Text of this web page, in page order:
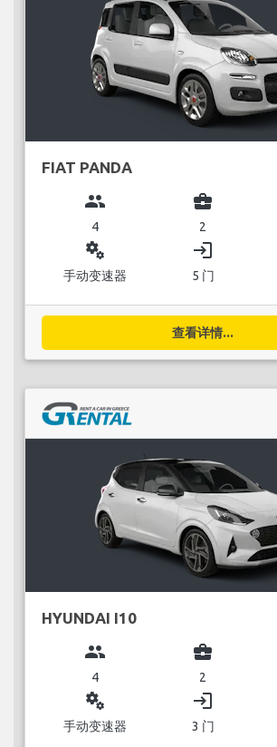
FIAT PANDA
group
4
business_center
2
miscellaneous_services
手动变速器
login
5 门
查看详情...
HYUNDAI I10
group
4
business_center
2
miscellaneous_services
手动变速器
login
3 门